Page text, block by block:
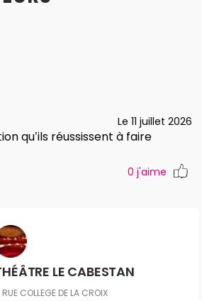
Le 11 juillet 2026
qu’ils réussissent à faire
0 j'aime
LE CABESTAN
RUE COLLEGE DE LA CROIX